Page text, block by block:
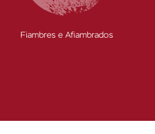
Fiambres e Afiambrados